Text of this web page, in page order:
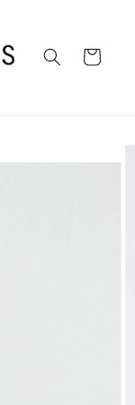
Carrito